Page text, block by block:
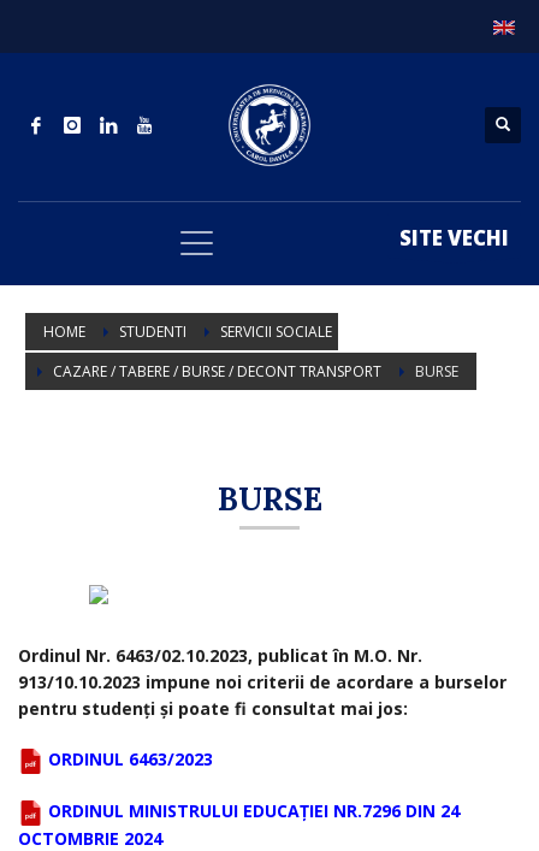
SITE VECHI
HOME STUDENTI
SERVICII SOCIALE
CAZARE / TABERE / BURSE / DECONT TRANSPORT
BURSE
BURSE
Ordinul Nr. 6463/02.10.2023, publicat în M.O. Nr.
913/10.10.2023 impune noi criterii de acordare a burselor
pentru studenți și poate fi consultat mai jos:
ORDINUL 6463/2023
ORDINUL MINISTRULUI EDUCAȚIEI NR.7296 DIN 24
OCTOMBRIE 2024